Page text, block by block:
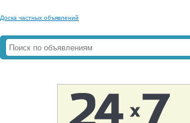
Доска частных объявлений